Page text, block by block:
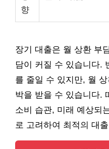
향
장기 대출은 월 상환 부
담이 커질 수 있습니다.
를 줄일 수 있지만, 월
박을 받을 수 있습니다.
소비 습관, 미래 예상되
로 고려하여 최적의 대